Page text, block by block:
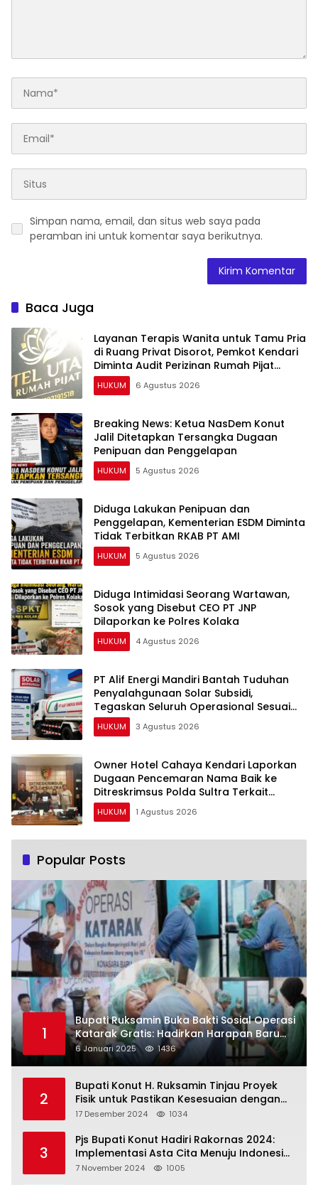
Simpan nama, email, dan situs web saya pada
peramban ini untuk komentar saya berikutnya.
Baca Juga
Layanan Terapis Wanita untuk Tamu Pria
di Ruang Privat Disorot, Pemkot Kendari
Diminta Audit Perizinan Rumah Pijat
Utami
HUKUM 6 Agustus 2026
Breaking News: Ketua NasDem Konut
Jalil Ditetapkan Tersangka Dugaan
Penipuan dan Penggelapan
HUKUM 5 Agustus 2026
Diduga Lakukan Penipuan dan
Penggelapan, Kementerian ESDM Diminta
Tidak Terbitkan RKAB PT AMI
HUKUM 5 Agustus 2026
Diduga Intimidasi Seorang Wartawan,
Sosok yang Disebut CEO PT JNP
Dilaporkan ke Polres Kolaka
HUKUM 4 Agustus 2026
PT Alif Energi Mandiri Bantah Tuduhan
Penyalahgunaan Solar Subsidi,
Tegaskan Seluruh Operasional Sesuai
Regulasi
HUKUM 3 Agustus 2026
Owner Hotel Cahaya Kendari Laporkan
Dugaan Pencemaran Nama Baik ke
Ditreskrimsus Polda Sultra Terkait
Tuduhan Penganiayaan
HUKUM 1 Agustus 2026
Popular Posts
1
Bupati Ruksamin Buka Bakti Sosial Operasi
Katarak Gratis: Hadirkan Harapan Baru
bagi Masyarakat Konut
6 Januari 2025 1436
2
Bupati Konut H. Ruksamin Tinjau Proyek
Fisik untuk Pastikan Kesesuaian dengan
Perencanaan
17 Desember 2024 1034
3
Pjs Bupati Konut Hadiri Rakornas 2024:
Implementasi Asta Cita Menuju Indonesia
Emas
7 November 2024 1005